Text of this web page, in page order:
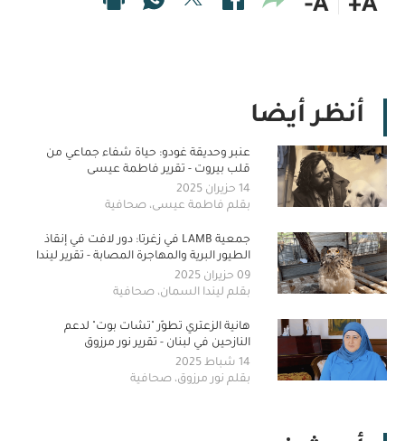
A+
A-
أنظر أيضا
عنبر وحديقة غودو: حياة شفاء جماعي من
قلب بيروت - تقرير فاطمة عيسى
14 حزيران 2025
بقلم فاطمة عيسى، صحافية
جمعية LAMB في زغرتا: دور لافت في إنقاذ
الطيور البرية والمهاجرة المصابة - تقرير ليندا
السمان
09 حزيران 2025
بقلم ليندا السمان، صحافية
هانية الزعتري تطوّر "تشات بوت" لدعم
النازحين في لبنان - تقرير نور مرزوق
14 شباط 2025
بقلم نور مرزوق، صحافية